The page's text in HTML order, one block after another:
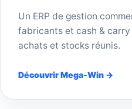
Un ERP de gestion
fabricants et cash &
achats et stocks réunis.
Découvrir Mega-Win →